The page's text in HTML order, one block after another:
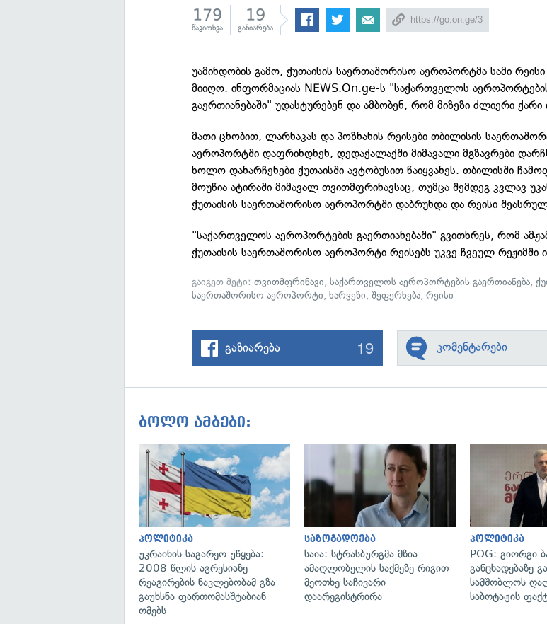
179
წაკითხვა
19
გაზიარება
უამინდობის გამო, ქუთაისის საერთაშორისო აეროპორტმა სამი
მიიღო. ინფორმაციას NEWS.On.ge-ს "საქართველოს
გაერთიანებაში" უდასტურებენ და ამბობენ, რომ მიზეზი ძლიერი ქარი
მათი ცნობით, ლარნაკას და პოზნანის რეისები თბილისის
აეროპორტში დაფრინდნენ, დედაქალაქში მიმავალი მგზავრები
ხოლო დანარჩენები ქუთაისში ავტობუსით წაიყვანეს. თბილისში
მოუწია ატირაში მიმავალ თვითმფრინავსაც, თუმცა შემდეგ კვლავ
ქუთაისის საერთაშორისო აეროპორტში დაბრუნდა და რეისი
"საქართველოს აეროპორტების გაერთიანებაში" გვითხრეს, რომ
ქუთაისის საერთაშორისო აეროპორტი რეისებს უკვე ჩვეულ რეჟიმში
გაიგეთ მეტი:თვითმფრინავი,საქართველოს აეროპორტების გაერთიანება,
საერთაშორისო აეროპორტი,ხარვეზი,შეფერხება,რეისი
გაზიარება 19 კომენტარები
ბოლო ამბები:
გადახედვა
პოლიტიკა
უკრაინის საგარეო უწყება:
2008 წლის აგრესიაზე
რეაგირების ნაკლებობამ გზა
გაუხსნა ფართომასშტაბიან
ომებს
საზოგადოება
საია: სტრასბურგმა მზია
ამაღლობელის საქმეზე რიგით
მეოთხე საჩივარი
დაარეგისტრირა
პოლიტიკა
POG: გიორგი
განცხადებაზე
სამშობლოს
საბოტაჟის